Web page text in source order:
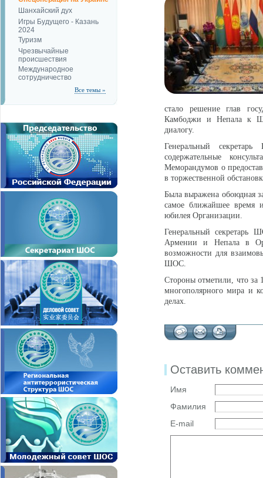
Шанхайский дух
Игры Будущего - Казань
2024
Туризм
Чрезвычайные
происшествия
Международное
сотрудничество
Все темы »
стало решение глав
Камбоджи и Непала к
диалогу.
Генеральный
содержательные
Меморандумов о
в торжественной
Была выражена обоюдная
самое ближайшее время
юбилея Организации.
Генеральный секретарь
Армении и Непала в
возможности для
ШОС.
Стороны отметили, что за
многополярного мира и
делах.
Оставить
Имя
Фамилия
E-mail